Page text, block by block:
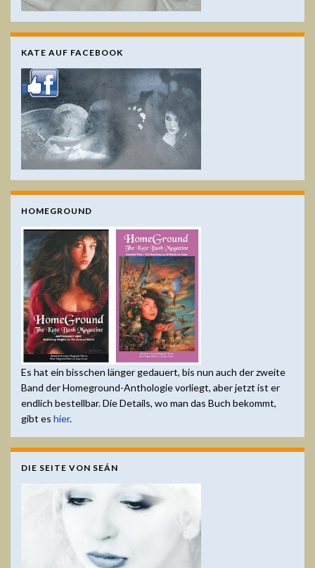
KATE AUF FACEBOOK
HOMEGROUND
Es hat ein bisschen länger gedauert, bis nun auch der zweite
Band der Homeground-Anthologie vorliegt, aber jetzt ist er
endlich bestellbar. Die Details, wo man das Buch bekommt,
gibt es hier.
DIE SEITE VON SEÁN